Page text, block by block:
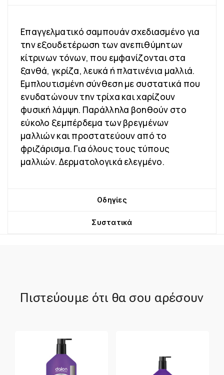
Eπαγγελματικό σαμπουάν σχεδιασμένο για
την εξουδετέρωση των ανεπιθύμητων
κίτρινων τόνων, που εμφανίζονται στα
ξανθά, γκρίζα, λευκά ή πλατινένια μαλλιά.
Εμπλουτισμένη σύνθεση με συστατικά που
ενυδατώνουν την τρίχα και χαρίζουν
φυσική λάμψη. Παράλληλα βοηθούν στο
εύκολο ξεμπέρδεμα των βρεγμένων
μαλλιών και προστατεύουν από το
φριζάρισμα. Για όλους τους τύπους
μαλλιών. Δερματολογικά ελεγμένο.
Οδηγίες
Συστατικά
Πιστεύουμε ότι θα σου αρέσουν